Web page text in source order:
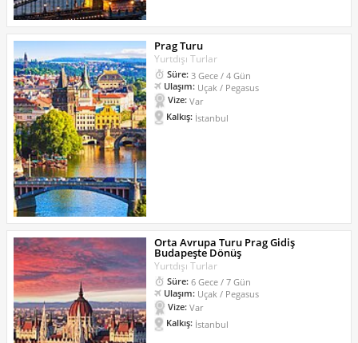
Prag Turu
Yurtdışı Turlar
Süre: 3 Gece / 4 Gün
Ulaşım: Uçak / Pegasus
Vize: Var
Kalkış: İstanbul
Orta Avrupa Turu Prag Gidiş
Budapeşte Dönüş
Yurtdışı Turlar
Süre: 6 Gece / 7 Gün
Ulaşım: Uçak / Pegasus
Vize: Var
Kalkış: İstanbul